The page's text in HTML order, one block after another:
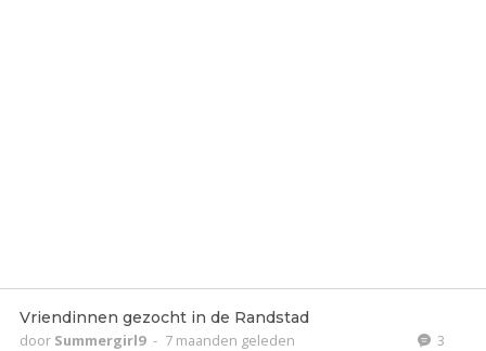
Vriendinnen gezocht in de Randstad
door Summergirl9 - 7 maanden geleden 3